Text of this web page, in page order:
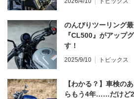
のんびりツーリング
『CL500』がアップ
す！
2025/9/10 トピックス
【わかる？】車検の
らもう4年……だけど